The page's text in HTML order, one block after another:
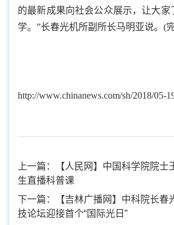
的最新成果向社会公众展示，让大家
学。”长春光机所副所长马明亚说。(
http://www.chinanews.com/sh/2018/05-
上一篇：【人民网】中国科学院院士
生直播科普课
下一篇：【吉林广播网】中科院长春
技论坛迎接首个“国际光日”